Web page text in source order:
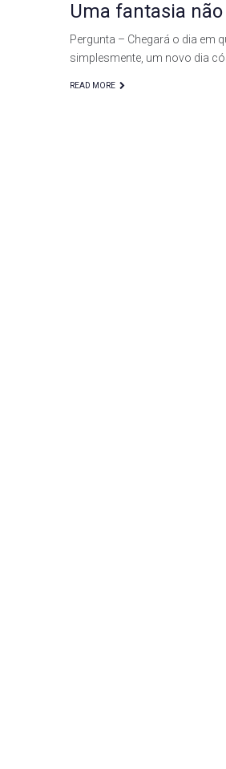
Uma fantasia não
Pergunta – Chegará o dia em
simplesmente, um novo dia
READ MORE